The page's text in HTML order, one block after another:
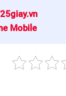
Mobile